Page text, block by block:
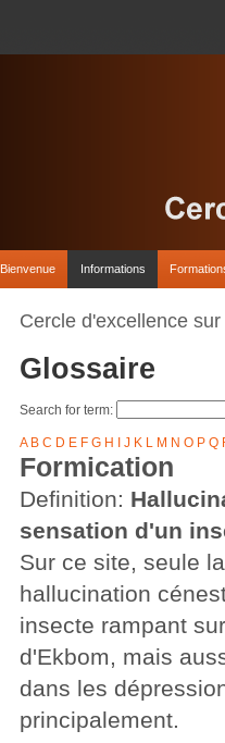
Bienvenue Informations
Cercle d'excellence
Glossaire
Search for term:
A B C D E F G H I J K L M N O P Q
Formication
Definition:
sensation d'un
Sur ce site, seule
hallucination
insecte rampant
d'Ekbom, mais
dans les
principalement.